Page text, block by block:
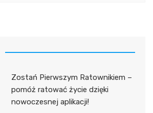
Zostań Pierwszym Ratownikiem –
pomóż ratować życie dzięki
nowoczesnej aplikacji!